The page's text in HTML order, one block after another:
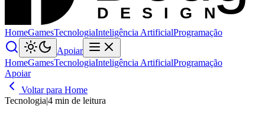
D ESIGN
HomeGamesTecnologiaInteligência ArtificialProgramação
Apoiar
HomeGamesTecnologiaInteligência ArtificialProgramação
Apoiar
Voltar para Home
Tecnologia|4 min de leitura